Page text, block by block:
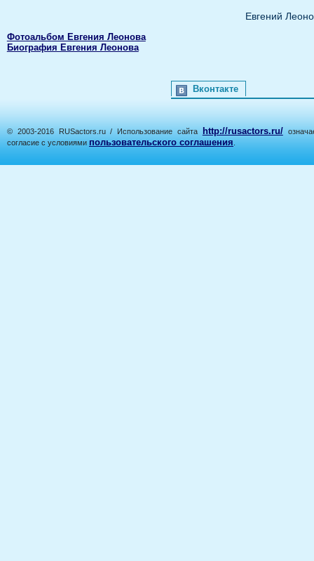
Евгений
Фотоальбом Евгения Леонова
Биография Евгения Леонова
Вконтакте
© 2003-2016 RUSactors.ru / Использование сайта http://rusactors.ru/
согласие с условиями пользовательского соглашения